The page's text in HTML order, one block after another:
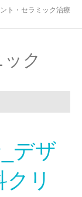
ト・セラミック治療
ク
デザ
リ